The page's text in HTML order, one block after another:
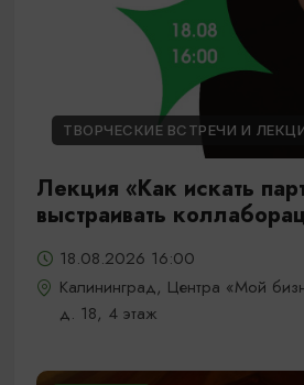
ТВОРЧЕСКИЕ ВСТРЕЧИ И
Лекция «Как искать
выстраивать
18.08.2026 16:00
Калининград, Центра «Мой
д. 18, 4 этаж